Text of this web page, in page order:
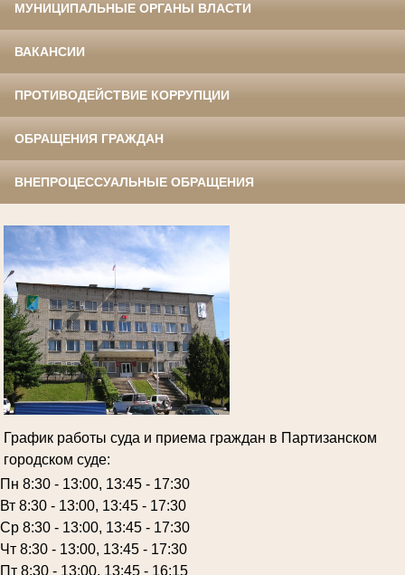
МУНИЦИПАЛЬНЫЕ ОРГАНЫ ВЛАСТИ
ВАКАНСИИ
ПРОТИВОДЕЙСТВИЕ КОРРУПЦИИ
ОБРАЩЕНИЯ ГРАЖДАН
ВНЕПРОЦЕССУАЛЬНЫЕ ОБРАЩЕНИЯ
График работы суда и приема граждан в Партизанском
городском суде:
Пн 8:30 - 13:00, 13:45 - 17:30
Вт 8:30 - 13:00, 13:45 - 17:30
Ср 8:30 - 13:00, 13:45 - 17:30
Чт 8:30 - 13:00, 13:45 - 17:30
Пт 8:30 - 13:00, 13:45 - 16:15